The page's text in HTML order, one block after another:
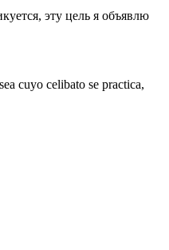
эту цель я объявлю
cuyo celibato se practica,